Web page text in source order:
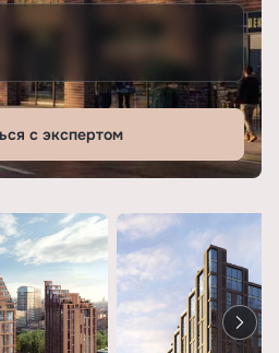
с экспертом